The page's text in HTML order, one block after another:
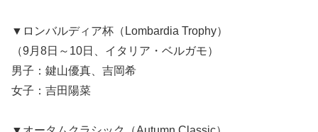
▼ロンバルディア杯（Lombardia Trophy）
（9月8日～10日、イタリア・ベルガモ）
男子：鍵山優真、吉岡希
女子：吉田陽菜